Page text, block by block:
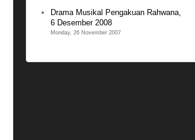
Drama Musikal Pengakuan Rahwana,
6 Desember 2008
Monday, 26 November 2007